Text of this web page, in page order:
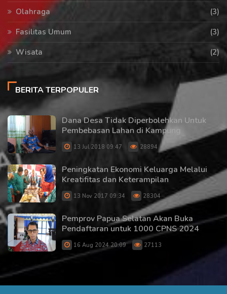
Olahraga
(3)
Fasilitas Umum
(3)
Wisata
(2)
BERITA TERPOPULER
Dana Desa Tidak Diperbolehkan Untuk
Pembebasan Lahan di Kampung
13 Jul 2018 09:47 28894
Peningkatan Ekonomi Keluarga Melalui
Kreatifitas dan Keterampilan
13 Nov 2017 09:34 28304
Pemprov Papua Selatan Akan Buka
Pendaftaran untuk 1000 CPNS 2024
16 Aug 2024 20:09 27113